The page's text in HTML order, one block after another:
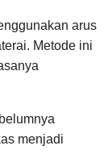
arus
Metode ini
menjadi